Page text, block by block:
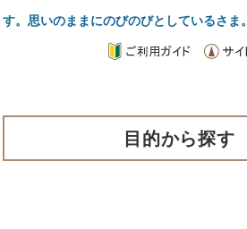
思いのままにのびのびとしているさま。
目的から探す